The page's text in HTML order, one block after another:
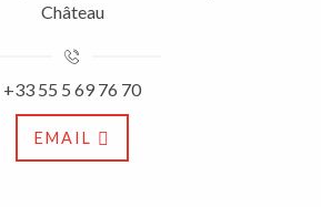
Château
+33 55 5 69 76 70
EMAIL